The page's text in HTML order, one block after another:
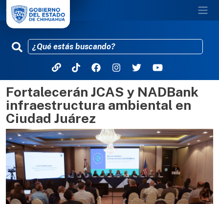
Pasar al contenido principal
Fortalecerán JCAS y NADBank
infraestructura ambiental en
Ciudad Juárez